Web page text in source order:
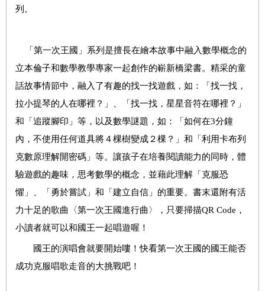
列。
「第一次王國」系列是擅長在繪本故事中融入數學概念的
立本倫子和數學教學專家一起創作的嶄新橋梁書。精采的童
話故事情節中，融入了有趣的找一找遊戲，如：「找一找，
拉小提琴的人在哪裡？」、「找一找，星星音符在哪裡？」
和「追蹤腳印」等，以及數學謎題，如：「如何在3分鐘
內，不使用任何道具將４棵樹變成２棵？」和「利用卡布列
克數原理解開密碼」等。讓孩子在培養閱讀能力的同時，體
驗遊戲的趣味，思考數學的概念，並藉此理解「克服恐
懼」、「勇於嘗試」和「建立自信」的重要。書末還附有活
力十足的歌曲〈第一次王國進行曲〉，只要掃描QR Code，
小讀者就可以和國王一起唱遊喔！
國王的演唱會就要開始嘍！快看第一次王國的國王能否
成功克服唱歌走音的大挑戰吧！